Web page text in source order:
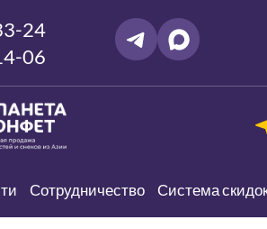
24
06
Сотрудничество Система